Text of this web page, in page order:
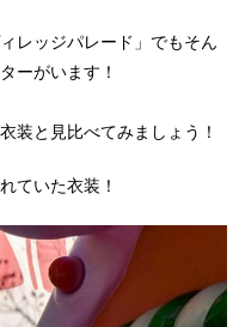
レッジパレード」でもそん
ーがいます！
装と見比べてみましょう！
ていた衣装！